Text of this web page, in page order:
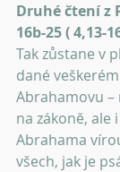
Druhé čtení z
16b-25 ( 4,13-
Tak zůstane v
dané
Abrahamovu
na zákoně, ale
Abrahama
všech, jak je